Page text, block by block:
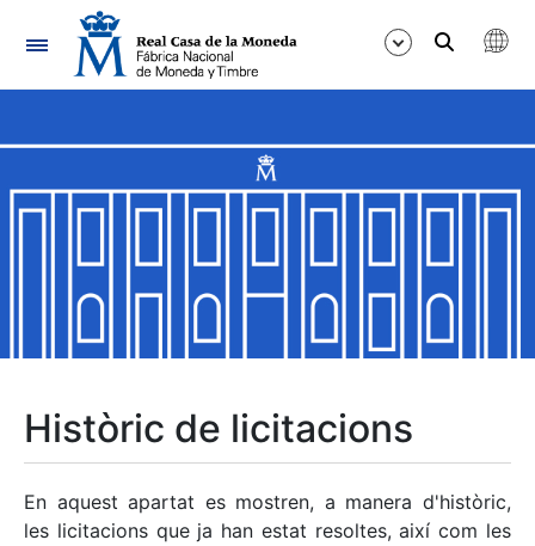
Navegació
Mostra/Amaga
Mostra/Amaga
Mostra/Amaga
Històric de licitacions
En aquest apartat es mostren, a manera d'històric,
les licitacions que ja han estat resoltes, així com les